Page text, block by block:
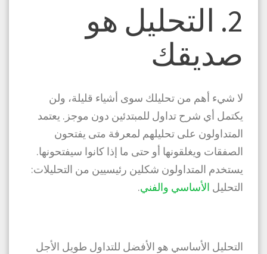
2. التحليل هو
صديقك
لا شيء أهم من تحليلك سوى أشياء قليلة، ولن
يكتمل أي شرح تداول للمبتدئين دون موجز. يعتمد
المتداولون على تحليلهم لمعرفة متى يفتحون
الصفقات ويغلقونها أو حتى ما إذا كانوا سيفتحونها.
يستخدم المتداولون شكلين رئيسيين من التحليلات:
التحليل الأساسي والفني.
التحليل الأساسي هو الأفضل للتداول طويل الأجل